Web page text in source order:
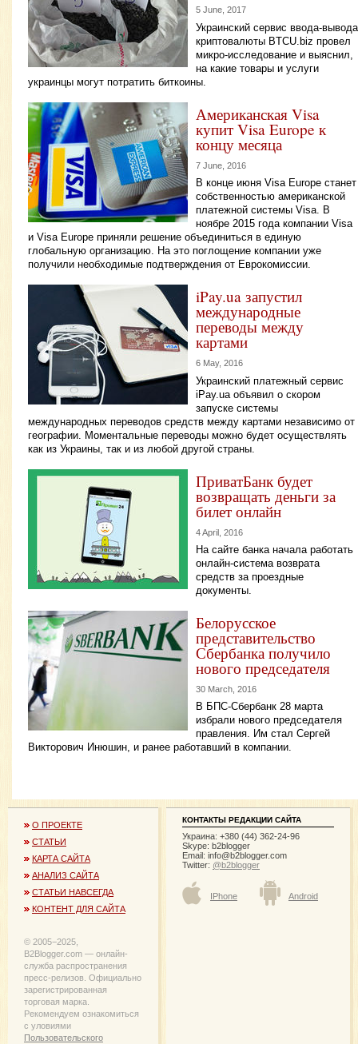
5 June, 2017
Украинский сервис ввода-вывода
криптовалюты BTCU.biz провел
микро-исследование и выяснил,
на какие товары и услуги
украинцы могут потратить биткоины.
Американская Visa
купит Visa Europe к
концу месяца
7 June, 2016
В конце июня Visa Europe станет
собственностью американской
платежной системы Visa. В
ноябре 2015 года компании Visa
и Visa Europe приняли решение объединиться в единую
глобальную организацию. На это поглощение компании уже
получили необходимые подтверждения от Еврокомиссии.
iPay.ua запустил
международные
переводы между
картами
6 May, 2016
Украинский платежный сервис
iPay.ua объявил о скором
запуске системы
международных переводов средств между картами независимо от
географии. Моментальные переводы можно будет осуществлять
как из Украины, так и из любой другой страны.
ПриватБанк будет
возвращать деньги за
билет онлайн
4 April, 2016
На сайте банка начала работать
онлайн-система возврата
средств за проездные
документы.
Белорусское
представительство
Сбербанка получило
нового председателя
30 March, 2016
В БПС-Сбербанк 28 марта
избрали нового председателя
правления. Им стал Сергей
Викторович Инюшин, и ранее работавший в компании.
О ПРОЕКТЕ
СТАТЬИ
КАРТА САЙТА
АНАЛИЗ САЙТА
СТАТЬИ НАВСЕГДА
КОНТЕНТ ДЛЯ САЙТА
© 2005−2025,
B2Blogger.com — онлайн-
служба распространения
пресс-релизов. Официально
зарегистрированная
торговая марка.
Рекомендуем ознакомиться
с уловиями
Пользовательского
КОНТАКТЫ РЕДАКЦИИ САЙТА
Украина: +380 (44) 362-24-96
Skype: b2blogger
Email: info@b2blogger.com
Twitter: @b2blogger
IPhone Android